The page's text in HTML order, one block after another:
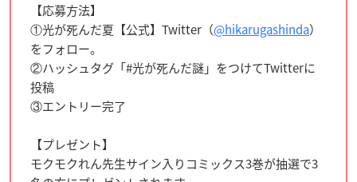
【応募方法】
①光が死んだ夏【公式】Twitter（@hikarugashinda）
をフォロー。
②ハッシュタグ「#光が死んだ謎」をつけてTwitterに
投稿
③エントリー完了
【プレゼント】
モクモクれん先生サイン入りコミックス3巻が抽選で3